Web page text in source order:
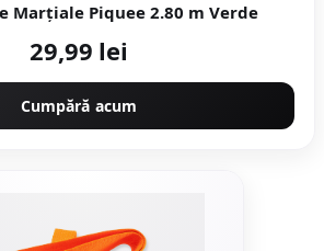
Marțiale Piquee 2.80 m Verde
29,99 lei
Cumpără acum